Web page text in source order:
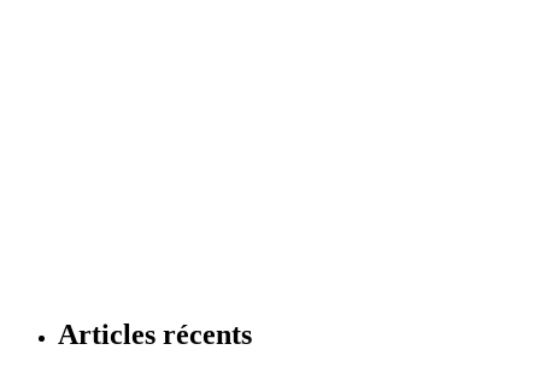
Articles récents